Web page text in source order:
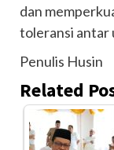
dan
toleransi antar
Penulis Husin
Related